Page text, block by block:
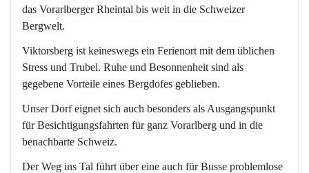
das Vorarlberger Rheintal bis weit in die Schweizer
Bergwelt.
Viktorsberg ist keineswegs ein Ferienort mit dem üblichen
Stress und Trubel. Ruhe und Besonnenheit sind als
gegebene Vorteile eines Bergdofes geblieben.
Unser Dorf eignet sich auch besonders als Ausgangspunkt
für Besichtigungsfahrten für ganz Vorarlberg und in die
benachbarte Schweiz.
Der Weg ins Tal führt über eine auch für Busse problemlose